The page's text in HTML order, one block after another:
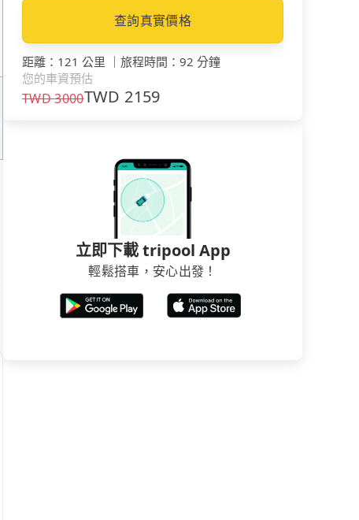
查詢真實價格
距離 ： 121 公里 ｜ 旅程時間 ： 92 分鐘
您的車資預估
TWD3000TWD 2159
立即下載 tripool App
輕鬆搭車，安心出發！